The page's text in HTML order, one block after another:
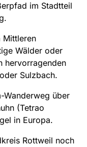
im Stadtteil
Mittleren
Wälder oder
hervorragenden
Sulzbach.
Wanderweg über
(Tetrao
in Europa.
Rottweil noch